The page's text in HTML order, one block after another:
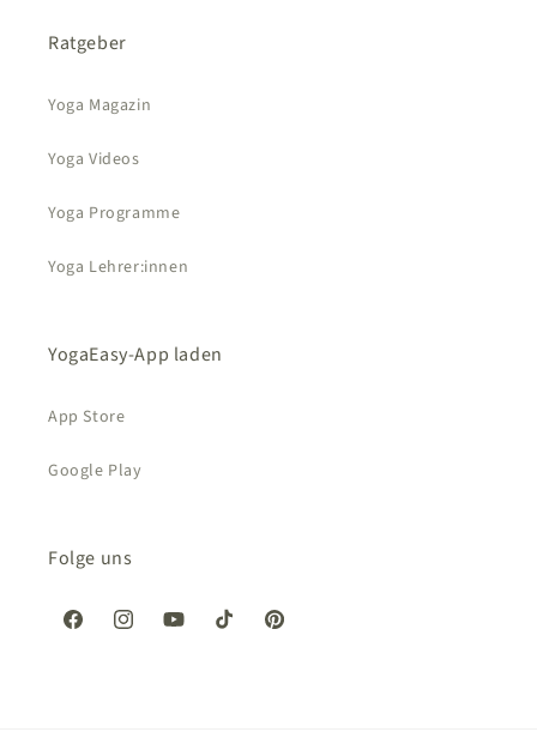
Ratgeber
Yoga Magazin
Yoga Videos
Yoga Programme
Yoga Lehrer:innen
YogaEasy-App laden
App Store
Google Play
Folge uns
FacebookInstagramYouTubeTikTok Pinterest